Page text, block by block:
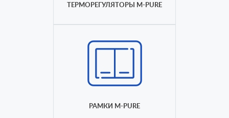
ТЕРМОРЕГУЛЯТОРЫ M-PURE
РАМКИ M-PURE